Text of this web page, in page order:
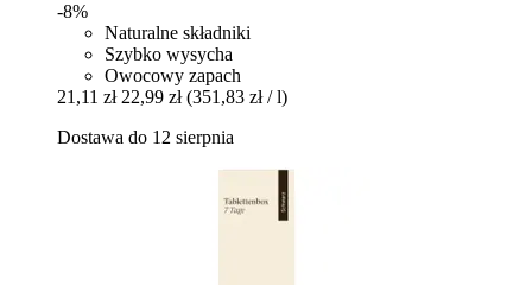
-8%
Naturalne składniki
Szybko wysycha
Owocowy zapach
21,11 zł 22,99 zł (351,83 zł / l)
Dostawa do 12 sierpnia